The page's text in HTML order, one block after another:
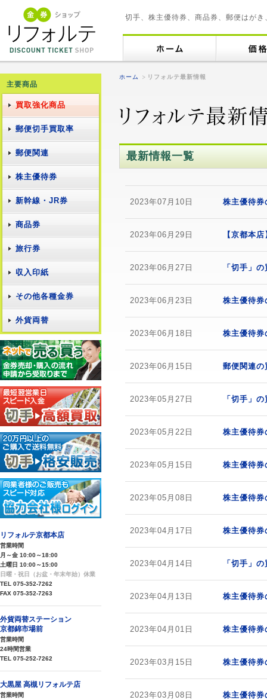
切手、株主優待券、商品券、郵便はがき
ホーム リフォルテ最新情報
最新情報一覧
2023年07月10日 株主優待券
2023年06月29日 【京都本
2023年06月27日 「切手」
2023年06月23日 株主優待券
2023年06月18日 株主優待券
2023年06月15日 郵便関連の
2023年05月27日 「切手」
2023年05月22日 株主優待券
2023年05月15日 株主優待券
2023年05月08日 株主優待券
2023年04月17日 株主優待券
2023年04月14日 「切手」
2023年04月13日 株主優待券
2023年04月01日 株主優待券
2023年03月15日 株主優待券
2023年03月08日 株主優待券
主要商品
買取強化商品
郵便切手買取率
郵便関連
株主優待券
新幹線・JR券
商品券
旅行券
収入印紙
その他各種金券
外貨両替
リフォルテ京都本店
営業時間
月～金 10:00～18:00
土曜日 10:00～15:00
日曜・祝日（お盆・年末年始）休業
TEL 075-352-7262
FAX 075-352-7263
外貨両替ステーション
京都錦市場前
営業時間
24時間営業
TEL 075-252-7262
大黒屋 高槻リフォルテ店
営業時間